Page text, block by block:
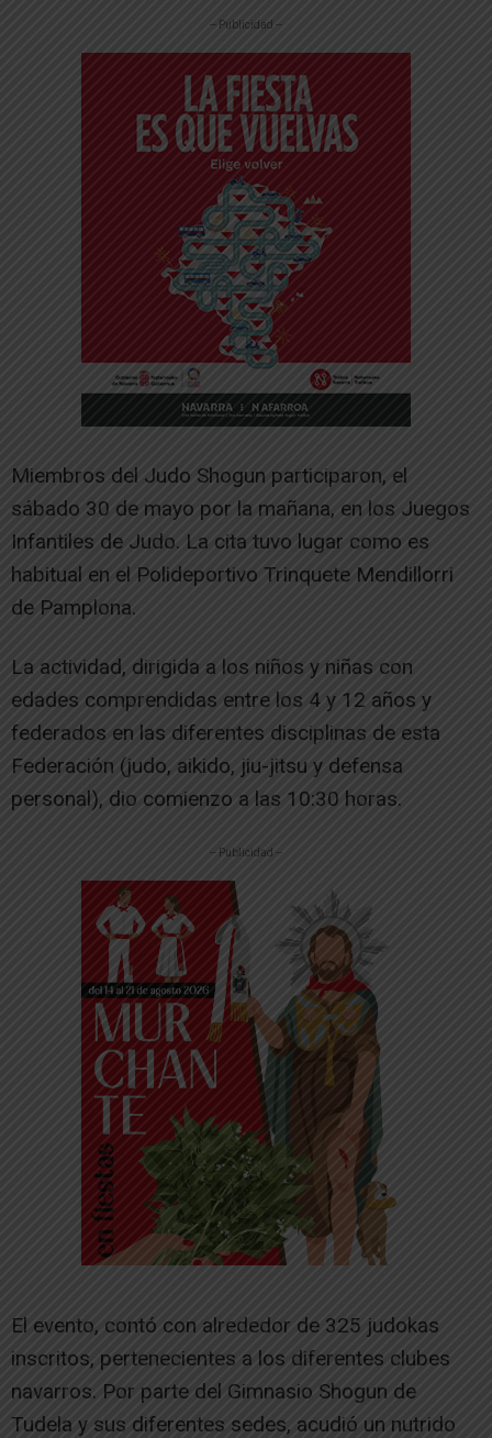
-- Publicidad --
Miembros del Judo Shogun participaron, el
sábado 30 de mayo por la mañana, en los Juegos
Infantiles de Judo. La cita tuvo lugar como es
habitual en el Polideportivo Trinquete Mendillorri
de Pamplona.
La actividad, dirigida a los niños y niñas con
edades comprendidas entre los 4 y 12 años y
federados en las diferentes disciplinas de esta
Federación (judo, aikido, jiu-jitsu y defensa
personal), dio comienzo a las 10:30 horas.
-- Publicidad --
El evento, contó con alrededor de 325 judokas
inscritos, pertenecientes a los diferentes clubes
navarros. Por parte del Gimnasio Shogun de
Tudela y sus diferentes sedes, acudió un nutrido